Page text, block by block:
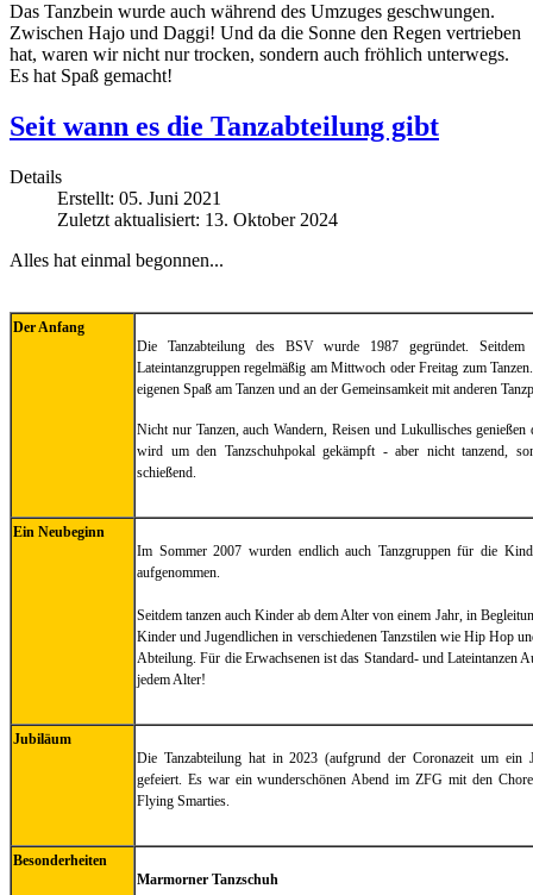
Das Tanzbein wurde auch während des Umzuges geschwungen.
Zwischen Hajo und Daggi! Und da die Sonne den Regen vertrieben
hat, waren wir nicht nur trocken, sondern auch fröhlich unterwegs.
Es hat Spaß gemacht!
Seit wann es die Tanzabteilung gibt
Details
Erstellt: 05. Juni 2021
Zuletzt aktualisiert: 13. Oktober 2024
Alles hat einmal begonnen...
Der Anfang
Die Tanzabteilung des BSV wurde 1987 gegründet.
Lateintanzgruppen regelmäßig am Mittwoch oder Freitag zum
eigenen Spaß am Tanzen und an der Gemeinsamkeit mit anderen
Nicht nur Tanzen, auch Wandern, Reisen und Lukullisches
wird um den Tanzschuhpokal gekämpft - aber nicht tanzend,
schießend.
Ein Neubeginn
Im Sommer 2007 wurden endlich auch Tanzgruppen für die
aufgenommen.
Seitdem tanzen auch Kinder ab dem Alter von einem Jahr, in
Kinder und Jugendlichen in verschiedenen Tanzstilen wie Hip Hop
Abteilung. Für die Erwachsenen ist das Standard- und Lateintanzen
jedem Alter!
Jubiläum
Die Tanzabteilung hat in 2023 (aufgrund der Coronazeit um ein
gefeiert. Es war ein wunderschönen Abend im ZFG mit den
Flying Smarties.
Besonderheiten
Marmorner Tanzschuh